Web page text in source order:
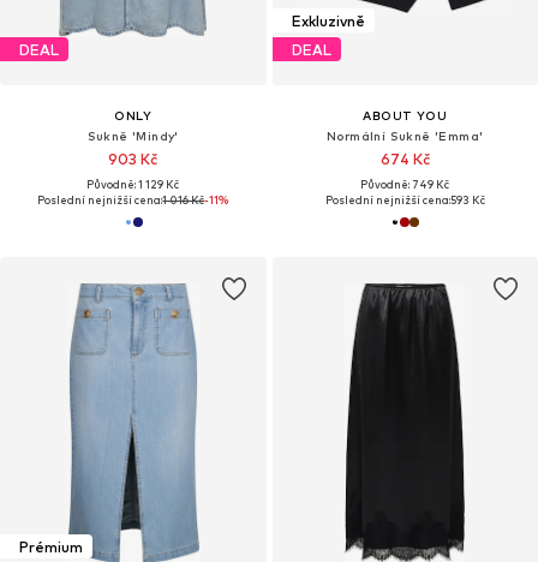
DEAL
ONLY
Sukně 'Mindy'
903 Kč
Původně: 1 129 Kč
Poslední nejnižší cena:1 016 Kč-11%
Exkluzivně
DEAL
ABOUT YOU
Normální Sukně 'Emma'
674 Kč
Původně: 749 Kč
Poslední nejnižší cena:593 Kč
Prémium